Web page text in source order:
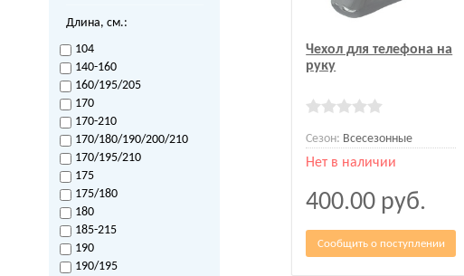
Длина, см.:
104
140-160
160/195/205
170
170-210
170/180/190/200/210
170/195/210
175
175/180
180
185-215
190
190/195
Чехол для телефона на
руку
Сезон: Всесезонные
Нет в наличии
400.00 руб.
Сообщить о поступлении